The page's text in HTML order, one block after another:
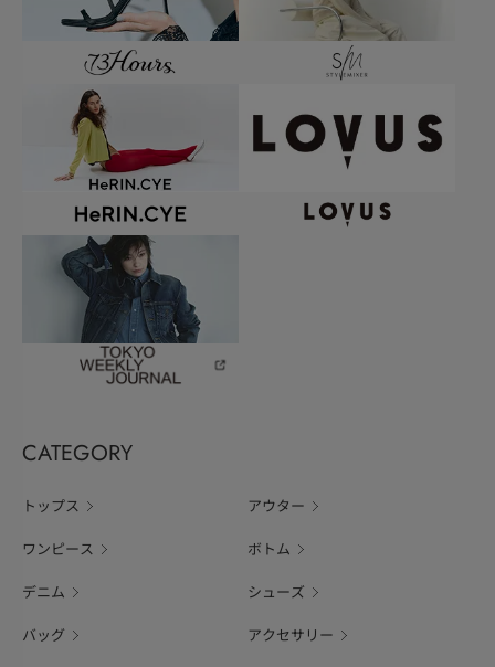
CATEGORY
トップス アウター
ワンピース ボトム
デニム シューズ
バッグ アクセサリー